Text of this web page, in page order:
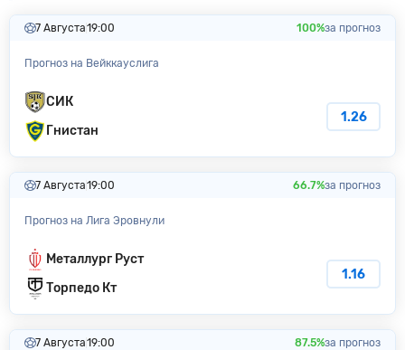
7 Августа19:00 100%за прогноз
Прогноз на Вейккауслига
СИК
Гнистан
1.26
7 Августа19:00 66.7%за прогноз
Прогноз на Лига Эровнули
Металлург Руст
Торпедо Кт
1.16
7 Августа19:00 87.5%за прогноз